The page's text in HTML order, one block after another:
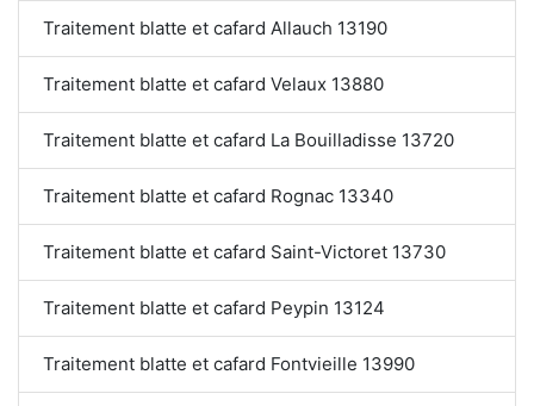
Traitement blatte et cafard Allauch 13190
Traitement blatte et cafard Velaux 13880
Traitement blatte et cafard La Bouilladisse 13720
Traitement blatte et cafard Rognac 13340
Traitement blatte et cafard Saint-Victoret 13730
Traitement blatte et cafard Peypin 13124
Traitement blatte et cafard Fontvieille 13990